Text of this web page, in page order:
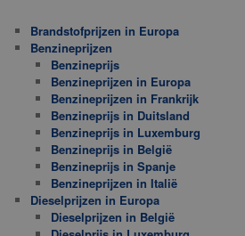
Brandstofprijzen in Europa
Benzineprijzen
Benzineprijs
Benzineprijzen in Europa
Benzineprijzen in Frankrijk
Benzineprijs in Duitsland
Benzineprijs in Luxemburg
Benzineprijs in België
Benzineprijs in Spanje
Benzineprijzen in Italië
Dieselprijzen in Europa
Dieselprijzen in België